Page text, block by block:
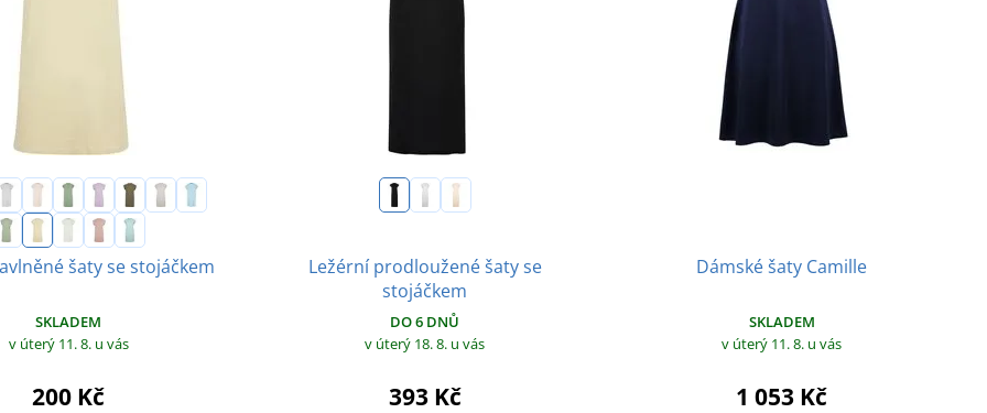
šaty se stojáčkem
SKLADEM
v úterý 11. 8. u vás
200 Kč
Ležérní prodloužené šaty se
stojáčkem
DO 6 DNŮ
v úterý 18. 8. u vás
393 Kč
Dámské šaty Camille
SKLADEM
v úterý 11. 8. u vás
1 053 Kč